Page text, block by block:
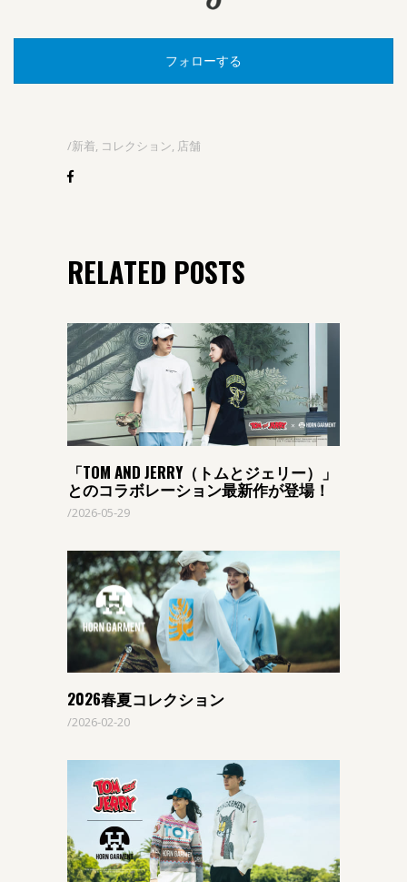
フォローする
新着, コレクション, 店舗
RELATED POSTS
「TOM AND JERRY（トムとジェリー）」
とのコラボレーション最新作が登場！
2026-05-29
2026春夏コレクション
2026-02-20